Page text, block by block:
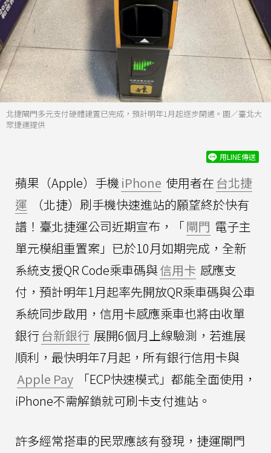
北捷閘門多元支付硬體建置已完成，預計明年1月起逐步開通。圖／臺北大
眾捷運提供
用LINE傳送
蘋果（Apple）手機 iPhone 使用者在 台北捷
運
（北捷）刷手機快速進站的願望終於快有
譜！臺北捷運公司近期宣布，「閘門 電子主
單元模組重置案」已於10月如期完成，全新
系統支援QR Code乘車碼與信用卡 感應支
付，預計明年1月起率先開放QR乘車碼與公車
系統同步啟用，信用卡感應乘車也將由收單
銀行 台新銀行 展開6個月上線驗測，若進展
順利，最快明年7月起，所有銀行信用卡與
Apple Pay
「ECP快速模式」都能全面使用，
iPhone不需解鎖就可刷卡支付進站。
許多經常搭車的民眾應該有發現，捷運閘門